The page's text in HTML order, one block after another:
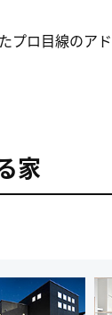
プロ目線のア
家